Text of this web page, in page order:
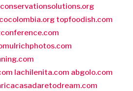
conservationsolutions.org
topfoodish.com
lachilenita.com abgolo.com